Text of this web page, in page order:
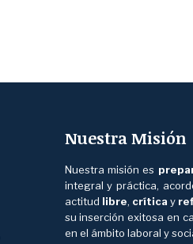
Nuestra Misión
Nuestra misión es
integral y práctica,
actitud libre, crítica y
su inserción exitosa en
en el ámbito laboral y